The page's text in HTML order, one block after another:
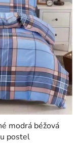
modrá béžová
postel